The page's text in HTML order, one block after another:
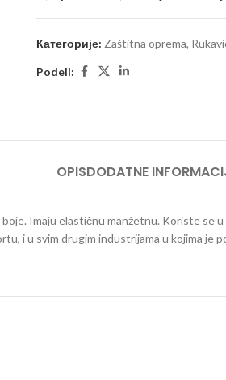
Категорије: Zaštitna oprema,
Podeli:
OPISDODATNE
Imaju elastičnu manžetnu. Koriste
i u svim drugim industrijama u kojima je